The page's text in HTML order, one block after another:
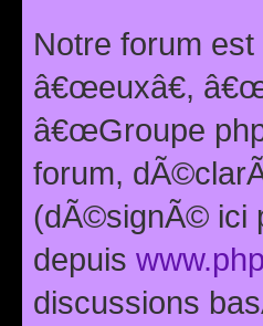
Notre forum
â€œeuxâ€,
â€œGroupe
forum,
(dÃ©signÃ© ici
depuis
discussions